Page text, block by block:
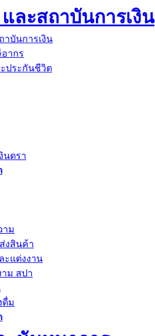
ละสถาบันการเงิน
ากร
ประกันชีวิต
นตรา
าม
งสินค้า
ะแต่งงาน
ม สปา
ดื่ม